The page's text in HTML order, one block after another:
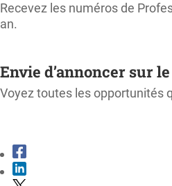
Recevez les numéros de
an.
Envie d’annoncer sur
Voyez toutes les opportunités